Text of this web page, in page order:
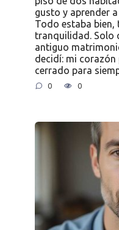
gusto y aprender
Todo estaba bien,
tranquilidad. Solo
antiguo
decidí: mi
cerrado para
0 0